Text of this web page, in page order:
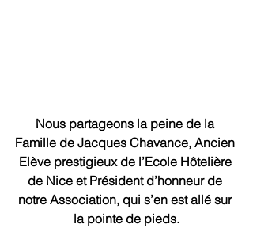
Nous partageons la peine de la
Famille de Jacques Chavance, Ancien
Elève prestigieux de l’Ecole Hôtelière
de Nice et Président d’honneur de
notre Association, qui s’en est allé sur
la pointe de pieds.